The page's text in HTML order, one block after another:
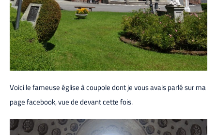
Voici le fameuse église à coupole dont je vous avais parlé sur ma
page facebook, vue de devant cette fois.